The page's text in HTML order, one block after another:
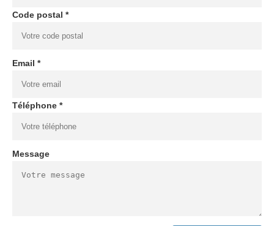
Code postal *
Email *
Téléphone *
Message